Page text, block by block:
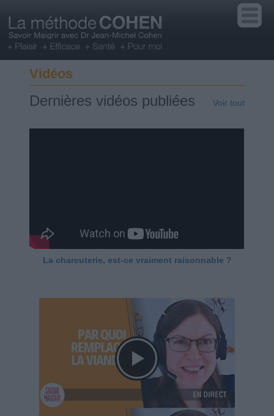
Vidéos
Dernières vidéos publiées Voir tout
La charcuterie, est-ce vraiment raisonnable ?